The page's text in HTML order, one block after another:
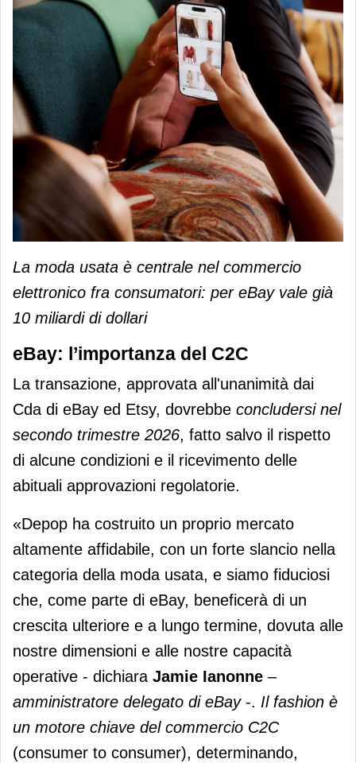
La moda usata è centrale nel commercio
elettronico fra consumatori: per eBay vale già
10 miliardi di dollari
eBay: l’importanza del C2C
La transazione, approvata all'unanimità dai
Cda di eBay ed Etsy, dovrebbe concludersi nel
secondo trimestre 2026, fatto salvo il rispetto
di alcune condizioni e il ricevimento delle
abituali approvazioni regolatorie.
«Depop ha costruito un proprio mercato
altamente affidabile, con un forte slancio nella
categoria della moda usata, e siamo fiduciosi
che, come parte di eBay, beneficerà di un
crescita ulteriore e a lungo termine, dovuta alle
nostre dimensioni e alle nostre capacità
operative - dichiara Jamie Ianonne –
amministratore delegato di eBay-. Il fashion è
un motore chiave del commercio C2C
(consumer to consumer), determinando,